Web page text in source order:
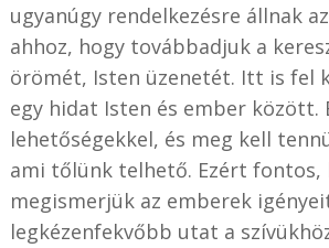
ugyanúgy rendelkezésre állnak
ahhoz, hogy továbbadjuk a
örömét, Isten üzenetét. Itt is fel
egy hidat Isten és ember között.
lehetőségekkel, és meg kell
ami tőlünk telhető. Ezért fontos,
megismerjük az emberek
legkézenfekvőbb utat a